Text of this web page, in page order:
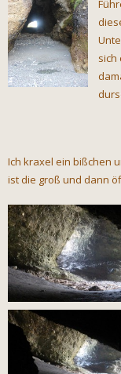
sich
Ich kraxel ein bißchen
ist die groß und dann